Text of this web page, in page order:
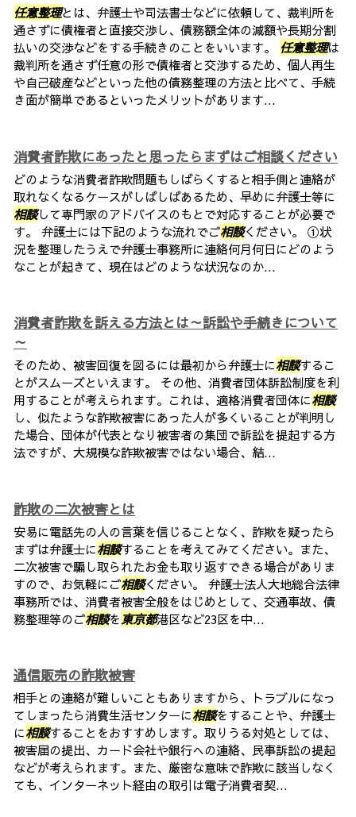
任意整理とは、弁護士や司法書士などに依頼して、裁判所を
通さずに債権者と直接交渉し、債務額全体の減額や長期分割
払いの交渉などをする手続きのことをいいます。 任意整理は
裁判所を通さず任意の形で債権者と交渉するため、個人再生
や自己破産などといった他の債務整理の方法と比べて、手続
き面が簡単であるといったメリットがあります...
消費者詐欺にあったと思ったらまずはご相談ください
どのような消費者詐欺問題もしばらくすると相手側と連絡が
取れなくなるケースがしばしばあるため、早めに弁護士等に
相談して専門家のアドバイスのもとで対応することが必要で
す。 弁護士には下記のような流れでご相談ください。 ①状
況を整理したうえで弁護士事務所に連絡何月何日にどのよう
なことが起きて、現在はどのような状況なのか...
消費者詐欺を訴える方法とは～訴訟や手続きについて
～
そのため、被害回復を図るには最初から弁護士に相談するこ
とがスムーズといえます。 その他、消費者団体訴訟制度を利
用することが考えられます。これは、適格消費者団体に相談
し、似たような詐欺被害にあった人が多くいることが判明し
た場合、団体が代表となり被害者の集団で訴訟を提起する方
法ですが、大規模な詐欺被害ではない場合、結...
詐欺の二次被害とは
安易に電話先の人の言葉を信じることなく、詐欺を疑ったら
まずは弁護士に相談することを考えてみてください。また、
二次被害で騙し取られたお金も取り返すできる場合がありま
すので、お気軽にご相談ください。 弁護士法人大地総合法律
事務所では、消費者被害全般をはじめとして、交通事故、債
務整理等のご相談を東京都港区など23区を中...
通信販売の詐欺被害
相手との連絡が難しいこともありますから、トラブルになっ
てしまったら消費生活センターに相談をすることや、弁護士
に相談することをおすすめします。取りうる対処としては、
被害届の提出、カード会社や銀行への連絡、民事訴訟の提起
などが考えられます。また、厳密な意味で詐欺に該当しなく
ても、インターネット経由の取引は電子消費者契...